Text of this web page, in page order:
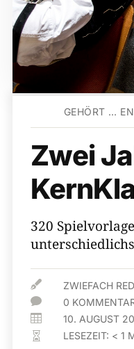
GEHÖRT …
Zwei
320
 ZWIEFACH
 0
 10. AUGUST
 LESEZEIT: < 1